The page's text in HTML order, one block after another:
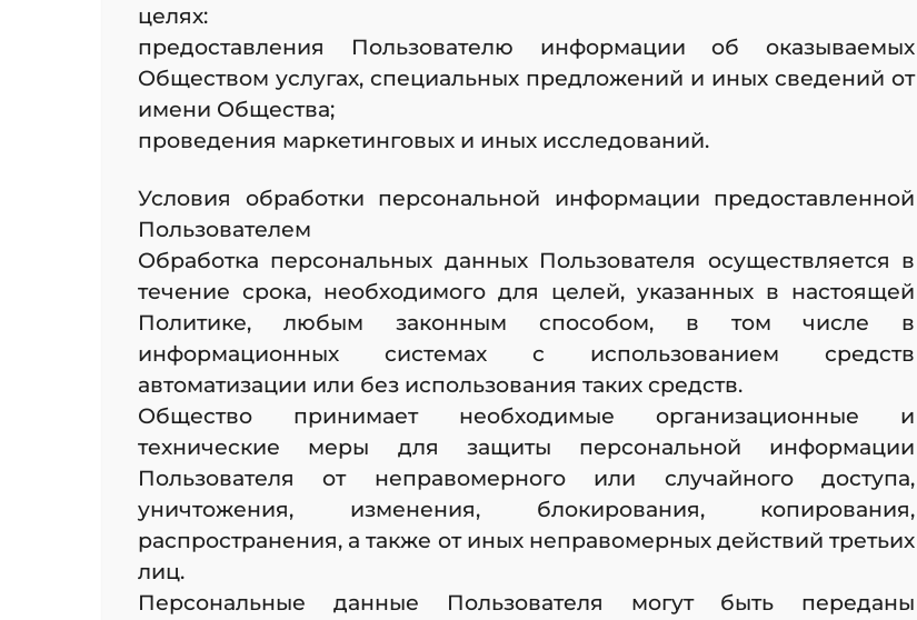
целях:
предоставления Пользователю информации об оказываемых
Обществом услугах, специальных предложений и иных сведений от
имени Общества;
проведения маркетинговых и иных исследований.
Условия обработки персональной информации предоставленной
Пользователем
Обработка персональных данных Пользователя осуществляется в
течение срока, необходимого для целей, указанных в настоящей
Политике, любым законным способом, в том числе в
информационных системах с использованием средств
автоматизации или без использования таких средств.
Общество принимает необходимые организационные и
технические меры для защиты персональной информации
Пользователя от неправомерного или случайного доступа,
уничтожения, изменения, блокирования, копирования,
распространения, а также от иных неправомерных действий третьих
лиц.
Персональные данные Пользователя могут быть переданы